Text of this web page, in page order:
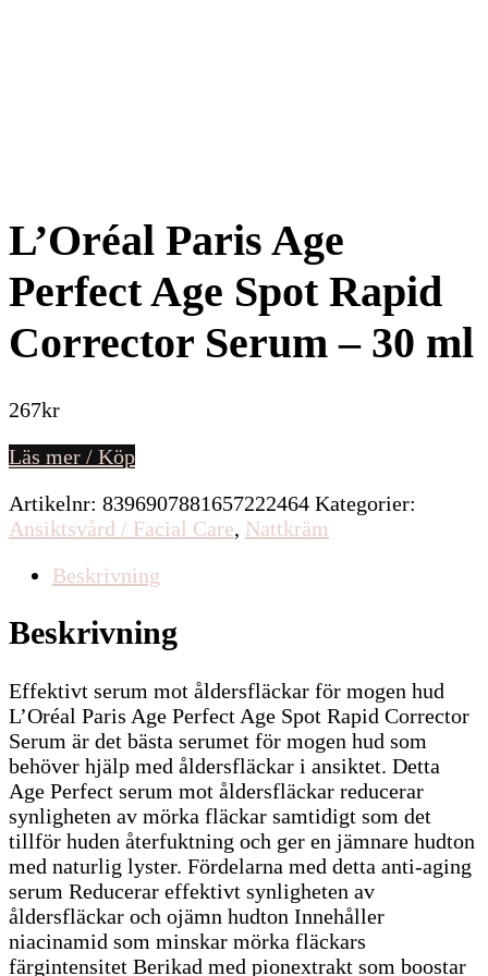
L’Oréal Paris Age
Perfect Age Spot Rapid
Corrector Serum – 30 ml
267kr
Läs mer / Köp
Artikelnr: 8396907881657222464 Kategorier:
Ansiktsvård / Facial Care, Nattkräm
Beskrivning
Beskrivning
Effektivt serum mot åldersfläckar för mogen hud
L’Oréal Paris Age Perfect Age Spot Rapid Corrector
Serum är det bästa serumet för mogen hud som
behöver hjälp med åldersfläckar i ansiktet. Detta
Age Perfect serum mot åldersfläckar reducerar
synligheten av mörka fläckar samtidigt som det
tillför huden återfuktning och ger en jämnare hudton
med naturlig lyster. Fördelarna med detta anti-aging
serum Reducerar effektivt synligheten av
åldersfläckar och ojämn hudton Innehåller
niacinamid som minskar mörka fläckars
färgintensitet Berikad med pionextrakt som boostar